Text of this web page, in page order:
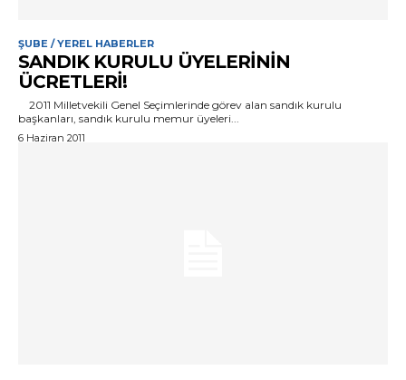
ŞUBE / YEREL HABERLER
SANDIK KURULU ÜYELERİNİN
ÜCRETLERİ!
2011 Milletvekili Genel Seçimlerinde görev alan sandık kurulu
başkanları, sandık kurulu memur üyeleri...
6 Haziran 2011